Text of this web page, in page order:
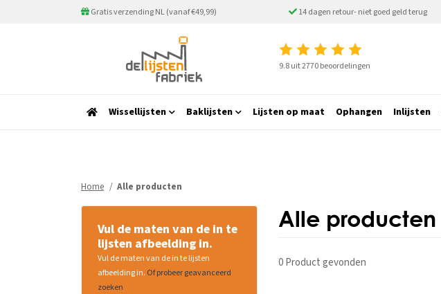
Gratis verzending NL (vanaf €49,99) 14 dagen retour- niet goed geld terug
9.8 uit 2770 beoordelingen
Wissellijsten Baklijsten Lijsten op maat Ophangen Inlijsten
Home Alle producten
Alle producten
0 Productgevonden
Vul de maten van de in te
lijsten afbeelding in.
Vul de maten van de in te lijsten
afbeelding in. Of probeer geavanceerd
zoeken